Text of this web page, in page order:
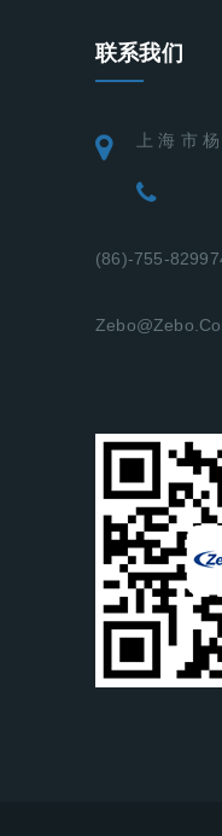
联系我们
上 海 市
(86)-755-